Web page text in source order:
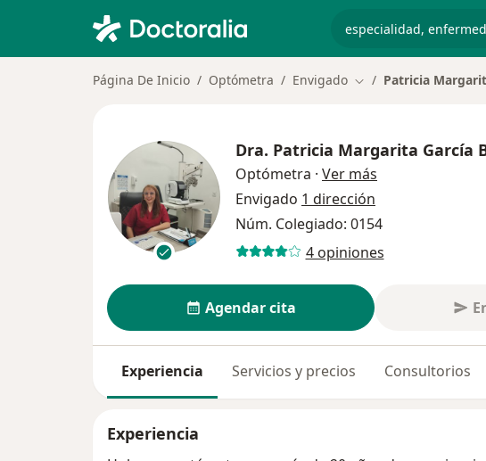
Página De Inicio Optómetra Envigado Cambiar de ciudad
Patricia
Dra. Patricia Margarita García
Optómetra · Ver más
Envigado 1 dirección
Núm. Colegiado: 0154
4 opiniones
Agendar cita
Experiencia Servicios y precios Consultorios
Experiencia